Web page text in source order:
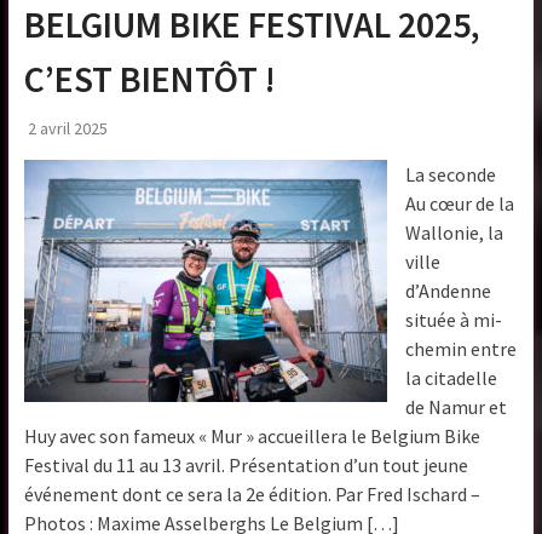
BELGIUM BIKE FESTIVAL 2025,
C’EST BIENTÔT !
2 avril 2025
La seconde
Au cœur de la
Wallonie, la
ville
d’Andenne
située à mi-
chemin entre
la citadelle
de Namur et
Huy avec son fameux « Mur » accueillera le Belgium Bike
Festival du 11 au 13 avril. Présentation d’un tout jeune
événement dont ce sera la 2e édition. Par Fred Ischard –
Photos : Maxime Asselberghs Le Belgium […]